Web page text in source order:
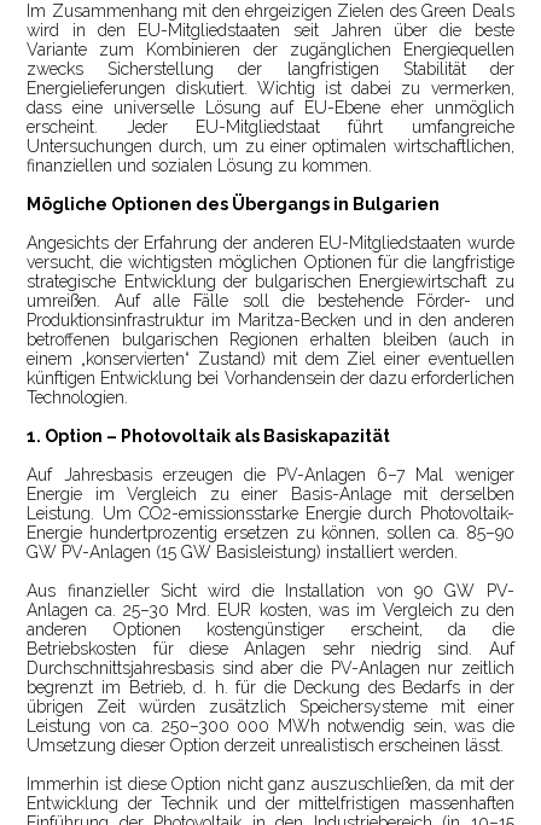
Im Zusammenhang mit den ehrgeizigen Zielen des Green Deals
wird in den EU-Mitgliedstaaten seit Jahren über die beste
Variante zum Kombinieren der zugänglichen Energiequellen
zwecks Sicherstellung der langfristigen Stabilität der
Energielieferungen diskutiert. Wichtig ist dabei zu vermerken,
dass eine universelle Lösung auf EU-Ebene eher unmöglich
erscheint. Jeder EU-Mitgliedstaat führt umfangreiche
Untersuchungen durch, um zu einer optimalen wirtschaftlichen,
finanziellen und sozialen Lösung zu kommen.
Mögliche Optionen des Übergangs in Bulgarien
Angesichts der Erfahrung der anderen EU-Mitgliedstaaten wurde
versucht, die wichtigsten möglichen Optionen für die langfristige
strategische Entwicklung der bulgarischen Energiewirtschaft zu
umreißen. Auf alle Fälle soll die bestehende Förder- und
Produktionsinfrastruktur im Maritza-Becken und in den anderen
betroffenen bulgarischen Regionen erhalten bleiben (auch in
einem „konservierten“ Zustand) mit dem Ziel einer eventuellen
künftigen Entwicklung bei Vorhandensein der dazu erforderlichen
Technologien.
1. Option – Photovoltaik als Basiskapazität
Auf Jahresbasis erzeugen die PV-Anlagen 6–7 Mal weniger
Energie im Vergleich zu einer Basis-Anlage mit derselben
Leistung. Um CO2-emissionsstarke Energie durch Photovoltaik-
Energie hundertprozentig ersetzen zu können, sollen ca. 85–90
GW PV-Anlagen (15 GW Basisleistung) installiert werden.
Aus finanzieller Sicht wird die Installation von 90 GW PV-
Anlagen ca. 25–30 Mrd. EUR kosten, was im Vergleich zu den
anderen Optionen kostengünstiger erscheint, da die
Betriebskosten für diese Anlagen sehr niedrig sind. Auf
Durchschnittsjahresbasis sind aber die PV-Anlagen nur zeitlich
begrenzt im Betrieb, d. h. für die Deckung des Bedarfs in der
übrigen Zeit würden zusätzlich Speichersysteme mit einer
Leistung von ca. 250–300 000 MWh notwendig sein, was die
Umsetzung dieser Option derzeit unrealistisch erscheinen lässt.
Immerhin ist diese Option nicht ganz auszuschließen, da mit der
Entwicklung der Technik und der mittelfristigen massenhaften